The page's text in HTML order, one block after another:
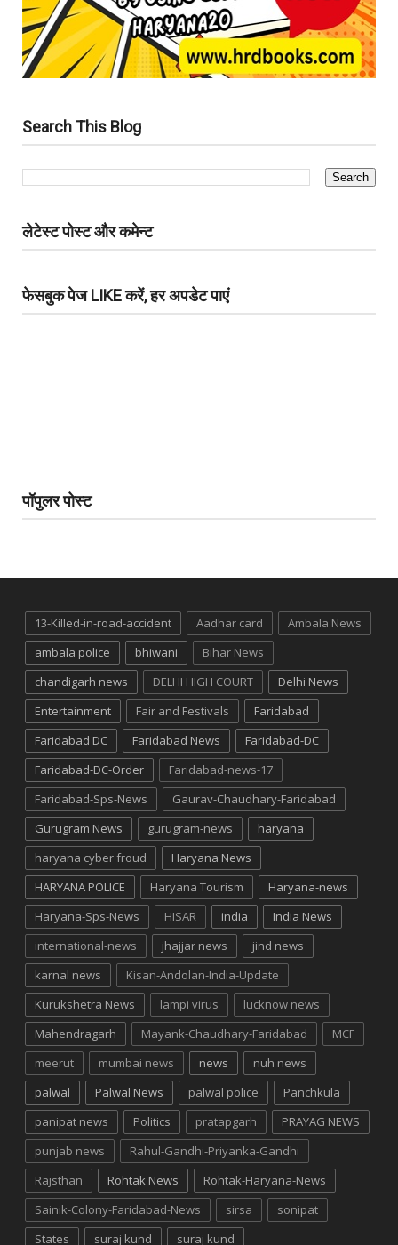
Search This Blog
लेटेस्ट पोस्ट और कमेन्ट
फेसबुक पेज LIKE करें, हर अपडेट पाएं
पॉपुलर पोस्ट
13-Killed-in-road-accident Aadhar card
Ambala News
ambala police
bhiwani
Bihar News
chandigarh news
DELHI HIGH COURT
Delhi News
Entertainment
Fair and Festivals
Faridabad
Faridabad DC
Faridabad News
Faridabad-DC
Faridabad-DC-Order
Faridabad-news-17
Faridabad-Sps-News
Gaurav-Chaudhary-Faridabad
Gurugram News
gurugram-news
haryana
haryana cyber froud
Haryana News
HARYANA POLICE
Haryana Tourism
Haryana-news
Haryana-Sps-News
HISAR india
India News
international-news
jhajjar news
jind news
karnal news
Kisan-Andolan-India-Update
Kurukshetra News
lampi virus
lucknow news
Mahendragarh
Mayank-Chaudhary-Faridabad
MCF
meerut
mumbai news news
nuh news
palwal
Palwal News palwal police
Panchkula
panipat news
Politics pratapgarh
PRAYAG NEWS
punjab news
Rahul-Gandhi-Priyanka-Gandhi
Rajsthan
Rohtak News
Rohtak-Haryana-News
Sainik-Colony-Faridabad-News
sirsa
sonipat
States
suraj kund suraj kund